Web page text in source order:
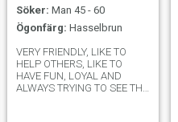
Söker: Man 45 - 60
Ögonfärg: Hasselbrun
VERY FRIENDLY, LIKE TO
HELP OTHERS, LIKE TO
HAVE FUN, LOYAL AND
ALWAYS TRYING TO SEE THE